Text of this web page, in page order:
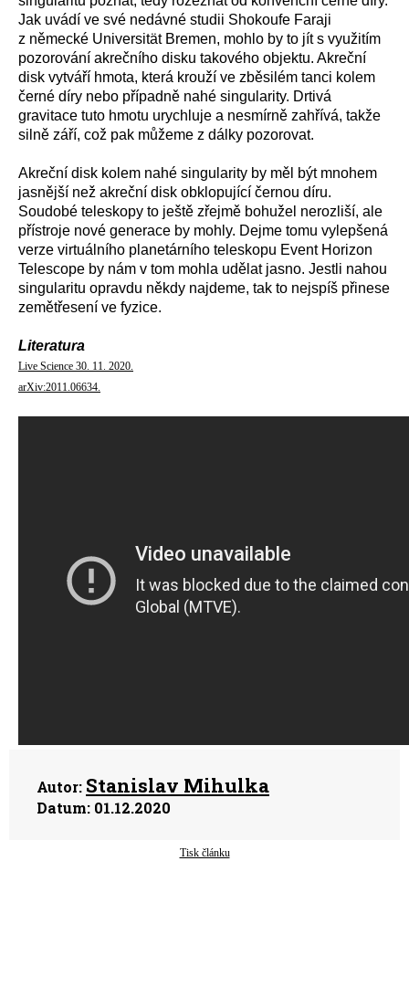
Jak uvádí ve své nedávné studii Shokoufe Faraji
z německé Universität Bremen, mohlo by to jít s využitím
pozorování akrečního disku takového objektu. Akreční
disk vytváří hmota, která krouží ve zběsilém tanci kolem
černé díry nebo případně nahé singularity. Drtivá
gravitace tuto hmotu urychluje a nesmírně zahřívá, takže
silně září, což pak můžeme z dálky pozorovat.
Akreční disk kolem nahé singularity by měl být mnohem
jasnější než akreční disk obklopující černou díru.
Soudobé teleskopy to ještě zřejmě bohužel nerozliší, ale
přístroje nové generace by mohly. Dejme tomu vylepšená
verze virtuálního planetárního teleskopu Event Horizon
Telescope by nám v tom mohla udělat jasno. Jestli nahou
singularitu opravdu někdy najdeme, tak to nejspíš přinese
zemětřesení ve fyzice.
Literatura
Live Science 30. 11. 2020.
arXiv:2011.06634.
Autor: Stanislav Mihulka
Datum: 01.12.2020
Tisk článku